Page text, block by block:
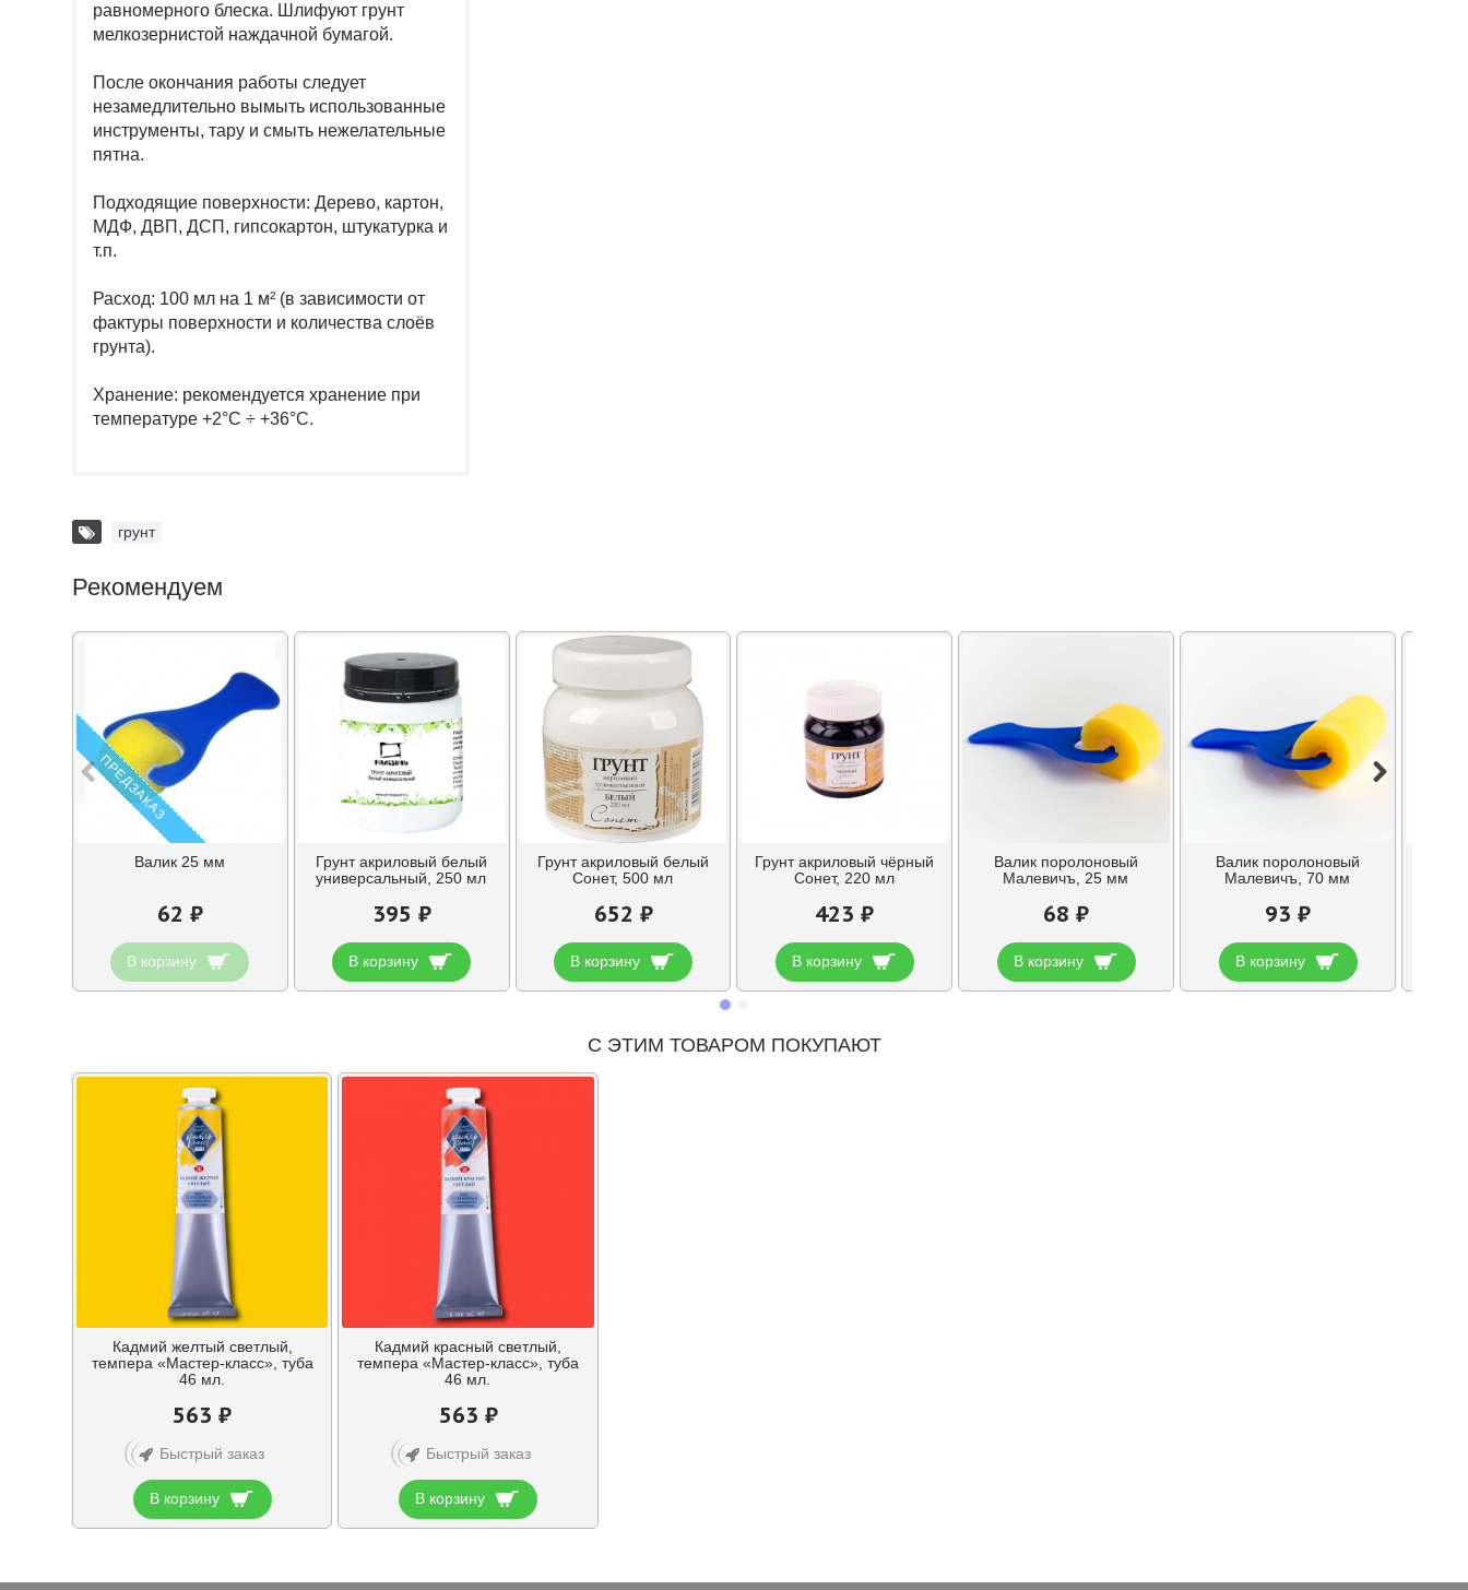
равномерного блеска. Шлифуют грунт
мелкозернистой наждачной бумагой.
После окончания работы следует
незамедлительно вымыть использованные
инструменты, тару и смыть нежелательные
пятна.
Подходящие поверхности: Дерево, картон,
МДФ, ДВП, ДСП, гипсокартон, штукатурка и
т.п.
Расход: 100 мл на 1 м² (в зависимости от
фактуры поверхности и количества слоёв
грунта).
Хранение: рекомендуется хранение при
температуре +2°C ÷ +36°C.
грунт
Рекомендуем
ПРЕДЗАКАЗ
Валик 25 мм
62 ₽
В корзину
Грунт акриловый белый
универсальный, 250 мл
395 ₽
В корзину
Грунт акриловый белый
Сонет, 500 мл
652 ₽
В корзину
Грунт акриловый чёрный
Сонет, 220 мл
423 ₽
В корзину
Валик поролоновый
Малевичъ, 25 мм
68 ₽
В корзину
Валик поролоновый
Малевичъ, 70 мм
93 ₽
В корзину
С ЭТИМ ТОВАРОМ ПОКУПАЮТ
Кадмий желтый светлый,
темпера «Мастер-класс», туба
46 мл.
563 ₽
Быстрый заказ
В корзину
Кадмий красный светлый,
темпера «Мастер-класс», туба
46 мл.
563 ₽
Быстрый заказ
В корзину